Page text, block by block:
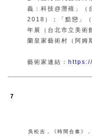
義：科技@潛殖」（
2018）；「黯戀」
年展（台北市立美術
蘭皇家藝術村（阿姆
藝術家連結：
7
吳松吉 《時間合奏》